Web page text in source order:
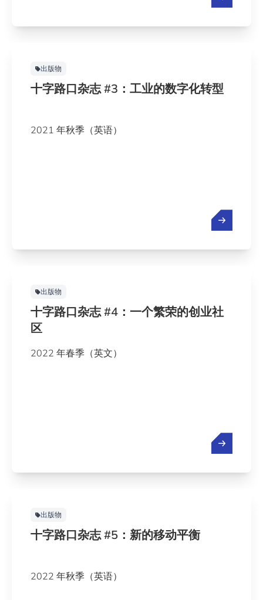
出版物
十字路口杂志 #3：工业的数字化转型
2021 年秋季（英语）
出版物
十字路口杂志 #4：一个繁荣的创业社
区
2022 年春季（英文）
出版物
十字路口杂志 #5：新的移动平衡
2022 年秋季（英语）